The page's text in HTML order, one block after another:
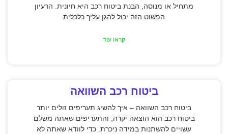
מתחיל או מנוסה, הבנת ביטוח רכב היא חיונית. הרעיון
הפשוט הזה יכול להגן עליך כלכלית
קראו עוד
ביטוח רכב השוואה
ביטוח רכב השוואה – איך להשיג תעריפים זולים יותר
ביטוח רכב הוא הוצאה יקרה, והתעריפים שאתה משלם
עשויים להשתנות במידה ניכרת. כדי לוודא שאתה לא